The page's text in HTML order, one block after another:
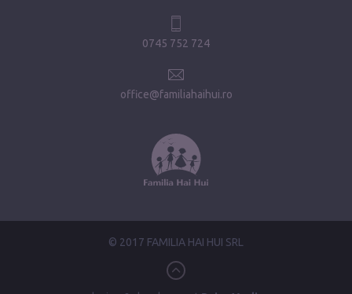
0745 752 724
office@familiahaihui.ro
© 2017 FAMILIA HAI HUI SRL